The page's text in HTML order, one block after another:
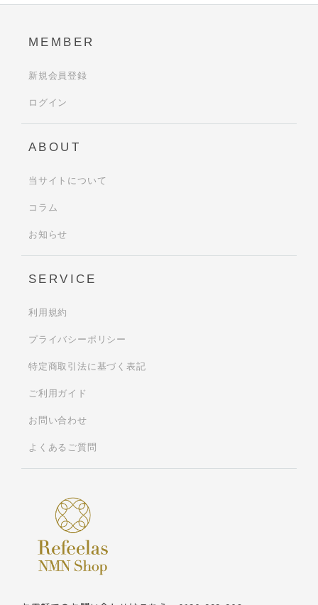
MEMBER
新規会員登録
ログイン
ABOUT
当サイトについて
コラム
お知らせ
SERVICE
利用規約
プライバシーポリシー
特定商取引法に基づく表記
ご利用ガイド
お問い合わせ
よくあるご質問